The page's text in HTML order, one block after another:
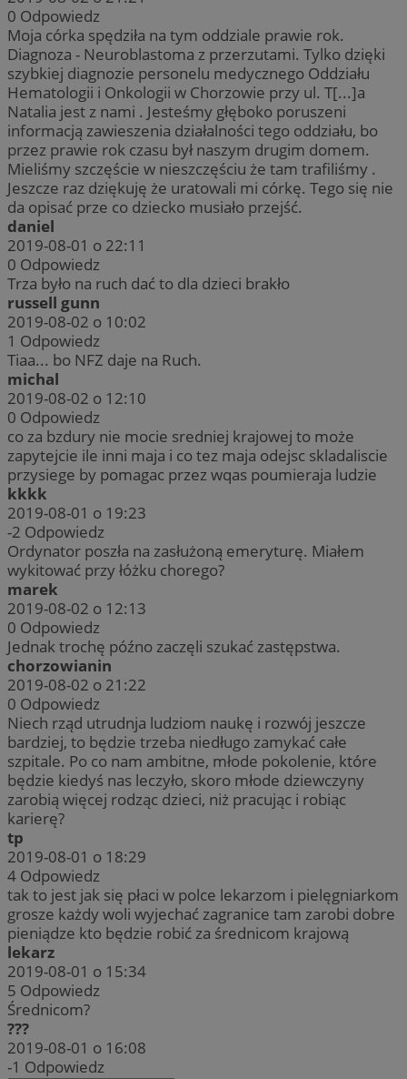
0 Odpowiedz
Moja córka spędziła na tym oddziale prawie rok.
Diagnoza - Neuroblastoma z przerzutami. Tylko dzięki
szybkiej diagnozie personelu medycznego Oddziału
Hematologii i Onkologii w Chorzowie przy ul. T[...]a
Natalia jest z nami . Jesteśmy głęboko poruszeni
informacją zawieszenia działalności tego oddziału, bo
przez prawie rok czasu był naszym drugim domem.
Mieliśmy szczęście w nieszczęściu że tam trafiliśmy .
Jeszcze raz dziękuję że uratowali mi córkę. Tego się nie
da opisać prze co dziecko musiało przejść.
daniel
2019-08-01 o 22:11
0 Odpowiedz
Trza było na ruch dać to dla dzieci brakło
russell gunn
2019-08-02 o 10:02
1 Odpowiedz
Tiaa... bo NFZ daje na Ruch.
michal
2019-08-02 o 12:10
0 Odpowiedz
co za bzdury nie mocie sredniej krajowej to może
zapytejcie ile inni maja i co tez maja odejsc skladaliscie
przysiege by pomagac przez wqas poumieraja ludzie
kkkk
2019-08-01 o 19:23
-2 Odpowiedz
Ordynator poszła na zasłużoną emeryturę. Miałem
wykitować przy łóżku chorego?
marek
2019-08-02 o 12:13
0 Odpowiedz
Jednak trochę późno zaczęli szukać zastępstwa.
chorzowianin
2019-08-02 o 21:22
0 Odpowiedz
Niech rząd utrudnja ludziom naukę i rozwój jeszcze
bardziej, to będzie trzeba niedługo zamykać całe
szpitale. Po co nam ambitne, młode pokolenie, które
będzie kiedyś nas leczyło, skoro młode dziewczyny
zarobią więcej rodząc dzieci, niż pracując i robiąc
karierę?
tp
2019-08-01 o 18:29
4 Odpowiedz
tak to jest jak się płaci w polce lekarzom i pielęgniarkom
grosze każdy woli wyjechać zagranice tam zarobi dobre
pieniądze kto będzie robić za średnicom krajową
lekarz
2019-08-01 o 15:34
5 Odpowiedz
Średnicom?
???
2019-08-01 o 16:08
-1 Odpowiedz